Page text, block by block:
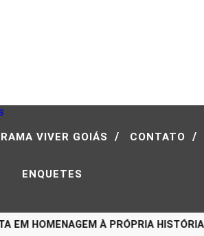
VIVER GOIÁS / CONTATO /
ENQUETES
HOMENAGEM À PRÓPRIA HISTÓRIA